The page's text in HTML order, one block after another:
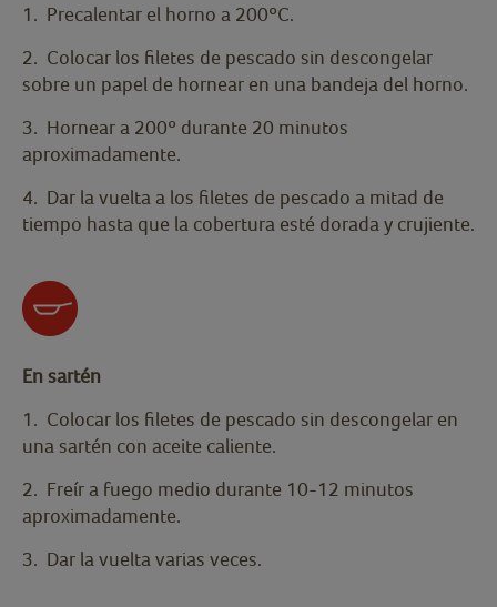
1. Precalentar el horno a 200ºC.
2. Colocar los filetes de pescado sin descongelar
sobre un papel de hornear en una bandeja del horno.
3. Hornear a 200º durante 20 minutos
aproximadamente.
4. Dar la vuelta a los filetes de pescado a mitad de
tiempo hasta que la cobertura esté dorada y crujiente.
En sartén
1. Colocar los filetes de pescado sin descongelar en
una sartén con aceite caliente.
2. Freír a fuego medio durante 10-12 minutos
aproximadamente.
3. Dar la vuelta varias veces.